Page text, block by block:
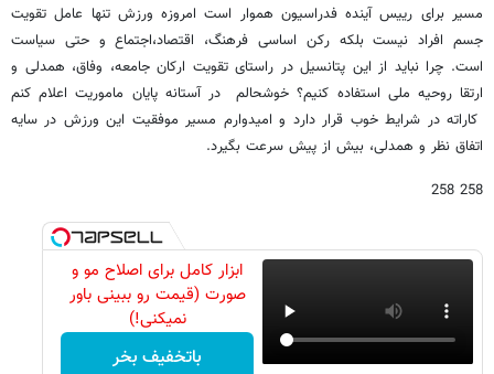
مسیر برای رییس آینده فدراسیون هموار است امروزه ورزش تنها عامل تقویت
جسم افراد نیست بلکه رکن اساسی فرهنگ، اقتصاد،اجتماع و حتی سیاست
است. چرا نباید از این پتانسیل در راستای تقویت ارکان جامعه، وفاق، همدلی و
ارتقا روحیه ملی استفاده کنیم؟ خوشحالم در آستانه پایان ماموریت اعلام کنم
کاراته در شرایط خوب قرار دارد و امیدوارم مسیر موفقیت این ورزش در سایه
اتفاق نظر و همدلی، بیش از پیش سرعت بگیرد.
258 258
ابزار کامل برای اصلاح مو و
صورت (قیمت رو ببینی باور
نمیکنی!)
باتخفیف بخر